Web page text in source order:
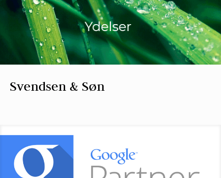
Svendsen & Søn